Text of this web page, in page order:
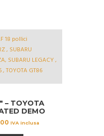
– TOYOTA
DEMO
IlIVA inclusa